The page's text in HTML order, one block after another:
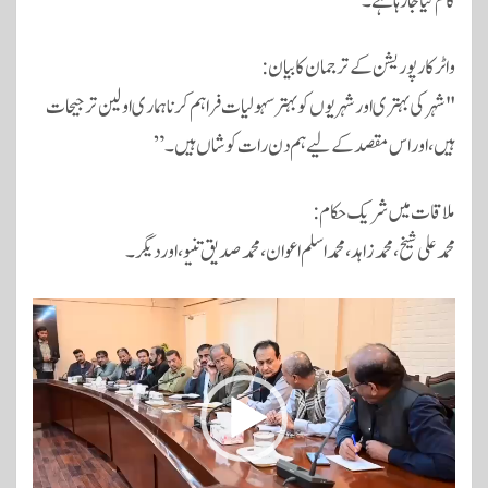
واٹر کارپوریشن کے ترجمان کا بیان:
"شہر کی بہتری اور شہریوں کو بہتر سہولیات فراہم کرنا ہماری اولین ترجیحات
ہیں، اور اس مقصد کے لیے ہم دن رات کوشاں ہیں۔”
ملاقات میں شریک حکام:
محمد علی شیخ، محمد زاہد، محمد اسلم اعوان، محمد صدیق تنیو، اور دیگر۔